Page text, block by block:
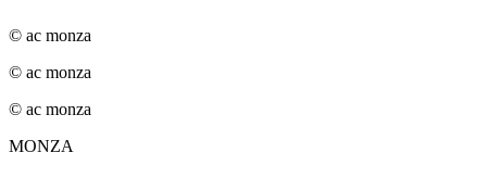
© ac monza
© ac monza
© ac monza
MONZA